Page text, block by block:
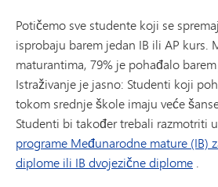
Potičemo sve studente koji se
isprobaju barem jedan IB ili AP kurs.
maturantima, 79% je pohađalo
Istraživanje je jasno: Studenti koji
tokom srednje škole imaju veće
Studenti bi također trebali razmotriti
programe Međunarodne mature (IB)
diplome ili IB dvojezične diplome .